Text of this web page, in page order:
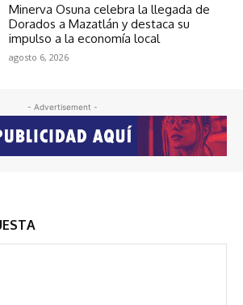
Minerva Osuna celebra la llegada de
Dorados a Mazatlán y destaca su
impulso a la economía local
agosto 6, 2026
- Advertisement -